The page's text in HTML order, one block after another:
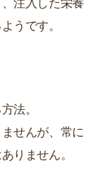
うです。
法。
せんが、常に
りません。